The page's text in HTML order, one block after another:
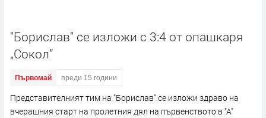
"Борислав" се изложи с 3:4 от опашкаря
„Сокол”
Първомай преди 15 години
Представителният тим на "Борислав" се изложи здраво на
вчерашния старт на пролетния дял на първенството в "А"